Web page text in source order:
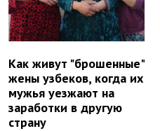
Как живут "брошенные"
жены узбеков, когда их
мужья уезжают на
заработки в другую
страну